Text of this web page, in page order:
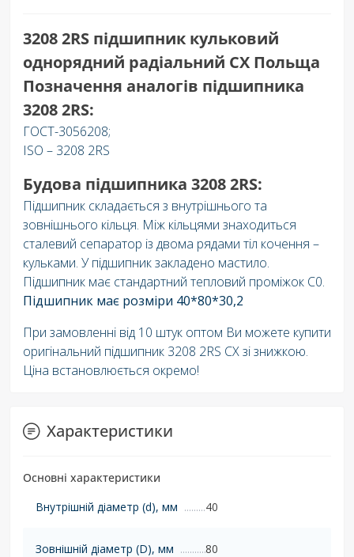
3208 2RS підшипник кульковий
однорядний радіальний CX Польща
Позначення аналогів підшипника
3208 2RS:
ГОСТ-3056208;
ISO – 3208 2RS
Будова підшипника 3208 2RS:
Підшипник складається з внутрішнього та
зовнішнього кільця. Між кільцями знаходиться
сталевий сепаратор із двома рядами тіл кочення –
кульками. У підшипник закладено мастило.
Підшипник має стандартний тепловий проміжок C0.
Підшипник має розміри 40*80*30,2
При замовленні від 10 штук оптом Ви можете купити
оригінальний підшипник 3208 2RS СХ зі знижкою.
Ціна встановлюється окремо!
Характеристики
Основні характеристики
Внутрішній діаметр (d), мм
40
Зовнішній діаметр (D), мм 80